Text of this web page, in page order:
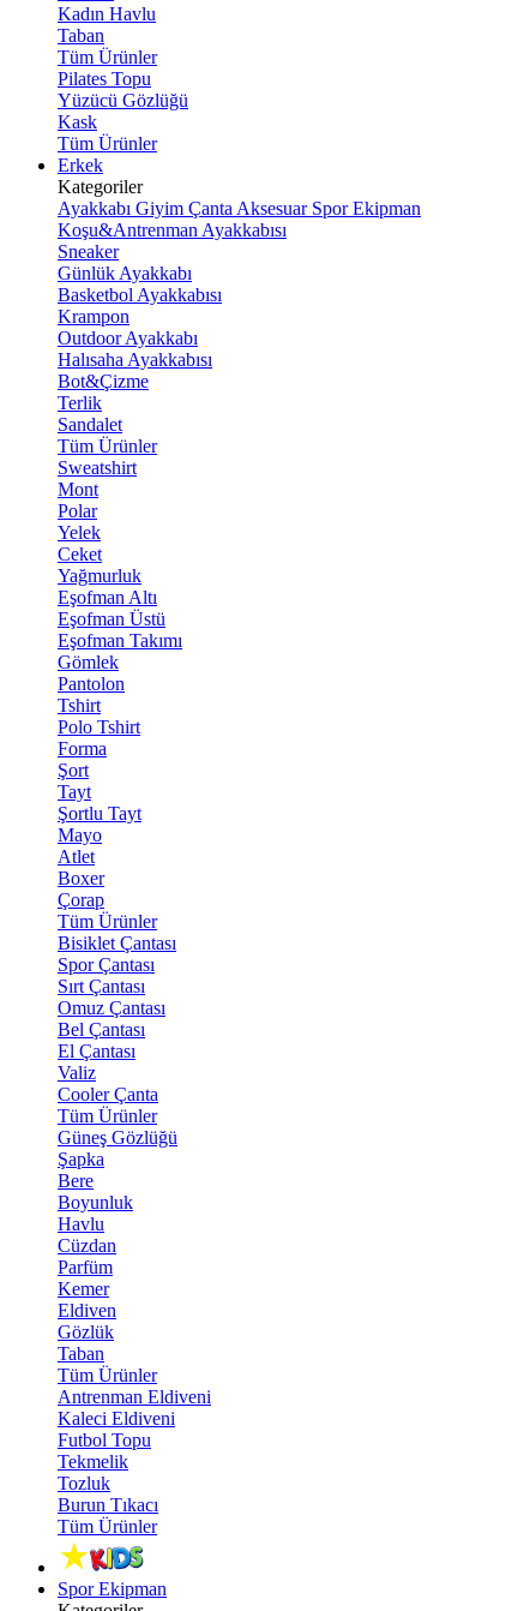
Kadın Havlu
Taban
Tüm Ürünler
Pilates Topu
Yüzücü Gözlüğü
Kask
Tüm Ürünler
Erkek
Kategoriler
Ayakkabı Giyim Çanta Aksesuar Spor Ekipman
Koşu&Antrenman Ayakkabısı
Sneaker
Günlük Ayakkabı
Basketbol Ayakkabısı
Krampon
Outdoor Ayakkabı
Halısaha Ayakkabısı
Bot&Çizme
Terlik
Sandalet
Tüm Ürünler
Sweatshirt
Mont
Polar
Yelek
Ceket
Yağmurluk
Eşofman Altı
Eşofman Üstü
Eşofman Takımı
Gömlek
Pantolon
Tshirt
Polo Tshirt
Forma
Şort
Tayt
Şortlu Tayt
Mayo
Atlet
Boxer
Çorap
Tüm Ürünler
Bisiklet Çantası
Spor Çantası
Sırt Çantası
Omuz Çantası
Bel Çantası
El Çantası
Valiz
Cooler Çanta
Tüm Ürünler
Güneş Gözlüğü
Şapka
Bere
Boyunluk
Havlu
Cüzdan
Parfüm
Kemer
Eldiven
Gözlük
Taban
Tüm Ürünler
Antrenman Eldiveni
Kaleci Eldiveni
Futbol Topu
Tekmelik
Tozluk
Burun Tıkacı
Tüm Ürünler
Spor Ekipman